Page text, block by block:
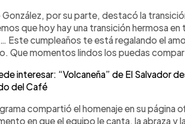
González, por su parte, destacó la
que hoy hay una transición hermosa
Este cumpleaños te está regalando el
Que momentos lindos los puedas
interesar: “Volcaneña” de El Salvador
del Café
compartió el homenaje en su página
en que el equipo le canta, la abraza y